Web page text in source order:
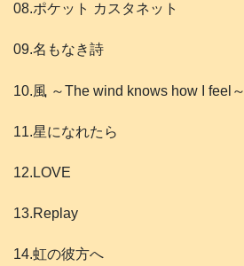
08.ポケット カスタネット
09.名もなき詩
10.風 ～The wind knows how I feel～
11.星になれたら
12.LOVE
13.Replay
14.虹の彼方へ